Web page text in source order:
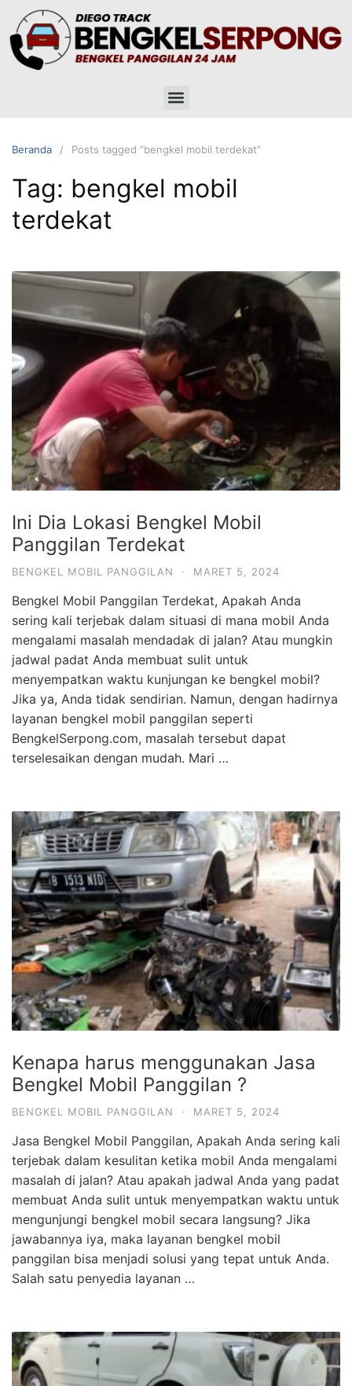
Beranda Posts tagged “bengkel mobil terdekat”
Tag: bengkel mobil
terdekat
Ini Dia Lokasi Bengkel Mobil
Panggilan Terdekat
BENGKEL MOBIL PANGGILAN · MARET 5, 2024
Bengkel Mobil Panggilan Terdekat, Apakah Anda
sering kali terjebak dalam situasi di mana mobil Anda
mengalami masalah mendadak di jalan? Atau mungkin
jadwal padat Anda membuat sulit untuk
menyempatkan waktu kunjungan ke bengkel mobil?
Jika ya, Anda tidak sendirian. Namun, dengan hadirnya
layanan bengkel mobil panggilan seperti
BengkelSerpong.com, masalah tersebut dapat
terselesaikan dengan mudah. Mari …
Kenapa harus menggunakan Jasa
Bengkel Mobil Panggilan ?
BENGKEL MOBIL PANGGILAN · MARET 5, 2024
Jasa Bengkel Mobil Panggilan, Apakah Anda sering kali
terjebak dalam kesulitan ketika mobil Anda mengalami
masalah di jalan? Atau apakah jadwal Anda yang padat
membuat Anda sulit untuk menyempatkan waktu untuk
mengunjungi bengkel mobil secara langsung? Jika
jawabannya iya, maka layanan bengkel mobil
panggilan bisa menjadi solusi yang tepat untuk Anda.
Salah satu penyedia layanan …